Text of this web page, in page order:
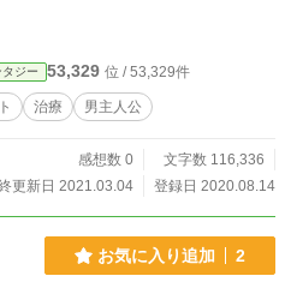
きうら》真琴《まこと》と開業した“ク
者が訪れる。 多くの患者たちはその身
いる。 そういう患者を救うのも、セラ
求めてニッポン中、いや世界中を巡
くの人を救っていく—— ＊*異世界
。お気軽に読めるかと思います。 ＊*
タジー 53,329 位 / 53,329件
治療 男主人公
感想数 0
文字数 116,336
更新日 2021.03.04
登録日 2020.08.14
お気に入り追加 2